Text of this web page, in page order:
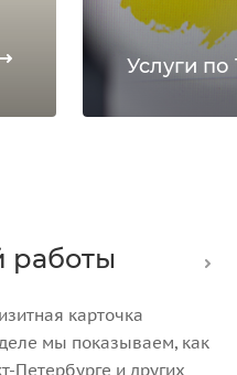
Услуги по
работы
карточка
мы показываем, как
Петербурге и других